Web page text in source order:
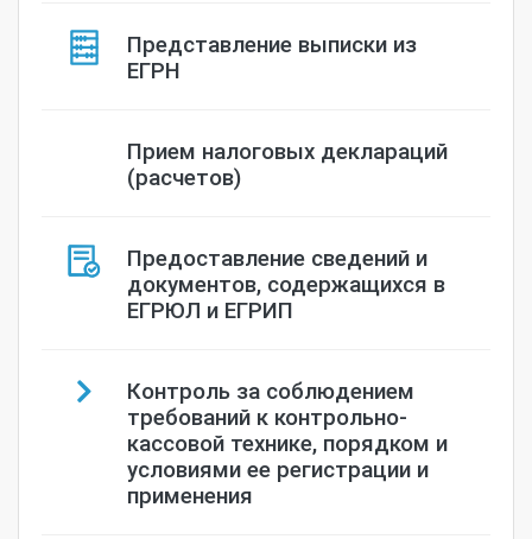
Представление выписки из
ЕГРН
Прием налоговых деклараций
(расчетов)
Предоставление сведений и
документов, содержащихся в
ЕГРЮЛ и ЕГРИП
Контроль за соблюдением
требований к контрольно-
кассовой технике, порядком и
условиями ее регистрации и
применения